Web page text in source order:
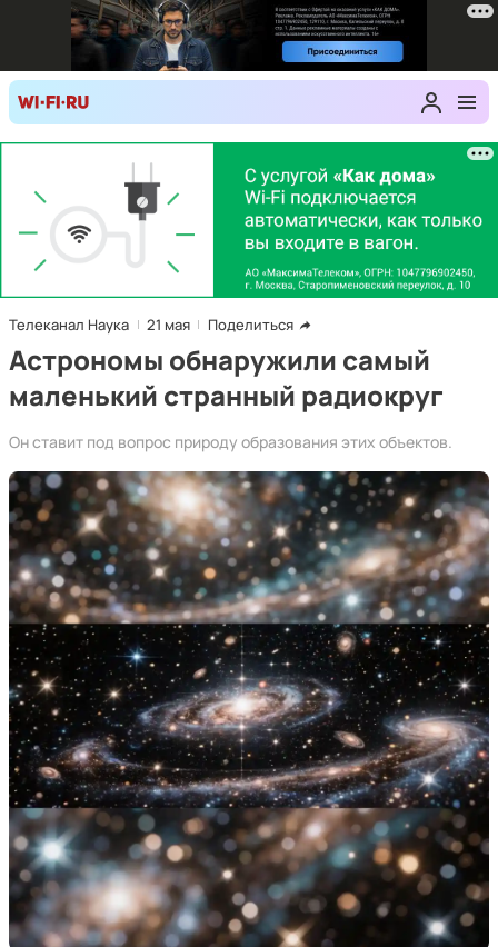
Телеканал Наука 21 мая Поделиться
Астрономы обнаружили самый
маленький странный радиокруг
Он ставит под вопрос природу образования этих объектов.